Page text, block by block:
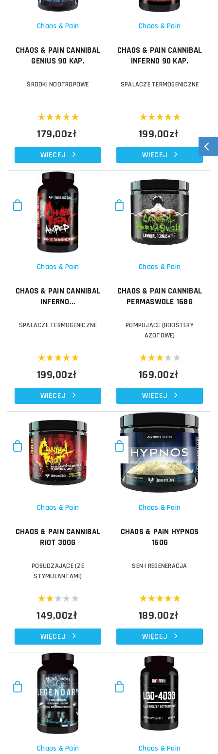
Chaos & Pain
CHAOS & PAIN CANNIBAL
GENIUS 90 KAP.
ŚRODKI NOOTROPOWE
179,00zł
WIĘCEJ
Chaos & Pain
CHAOS & PAIN CANNIBAL
INFERNO 90 KAP.
SPALACZE TERMOGENICZNE
199,00zł
WIĘCEJ
Chaos & Pain
CHAOS & PAIN CANNIBAL
INFERNO...
SPALACZE TERMOGENICZNE
199,00zł
WIĘCEJ
Chaos & Pain
CHAOS & PAIN CANNIBAL
PERMASWOLE 168G
POMPUJĄCE (BOOSTERY
AZOTOWE)
169,00zł
WIĘCEJ
Chaos & Pain
CHAOS & PAIN CANNIBAL
RIOT 300G
POBUDZAJĄCE (ZE
STYMULANTAMI)
149,00zł
WIĘCEJ
Chaos & Pain
CHAOS & PAIN HYPNOS
160G
SEN I REGENERACJA
189,00zł
WIĘCEJ
Chaos & Pain Chaos & Pain